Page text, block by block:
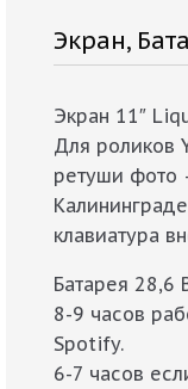
Экран,
Экран 11″
Для роликов
ретуши фото
клавиатура
Батарея 28,6
8-9 часов
Spotify.
6-7 часов